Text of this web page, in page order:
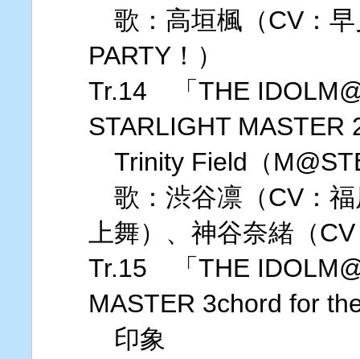
歌：高垣楓（CV：早
PARTY！）
Tr.14 「THE
STARLIGHT MASTER
Trinity Field（
歌：渋谷凛（CV：福
上舞）、神谷奈緒（
Tr.15 「THE
MASTER 3chord for
印象